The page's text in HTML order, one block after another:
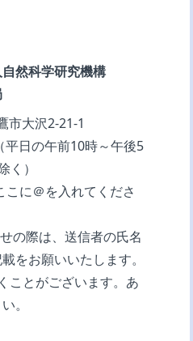
然科学研究機構
市大沢2-21-1
日の午前10時～午後5
）
に＠を入れてくださ
の際は、送信者の氏名
をお願いいたします。
ことがございます。あ
。